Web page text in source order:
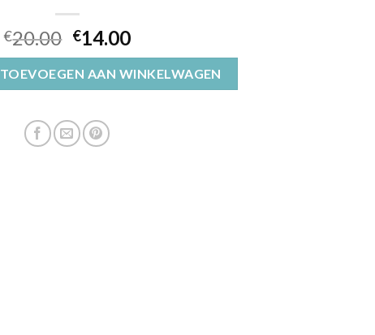
€20.00 €14.00
TOEVOEGEN AAN WINKELWAGEN